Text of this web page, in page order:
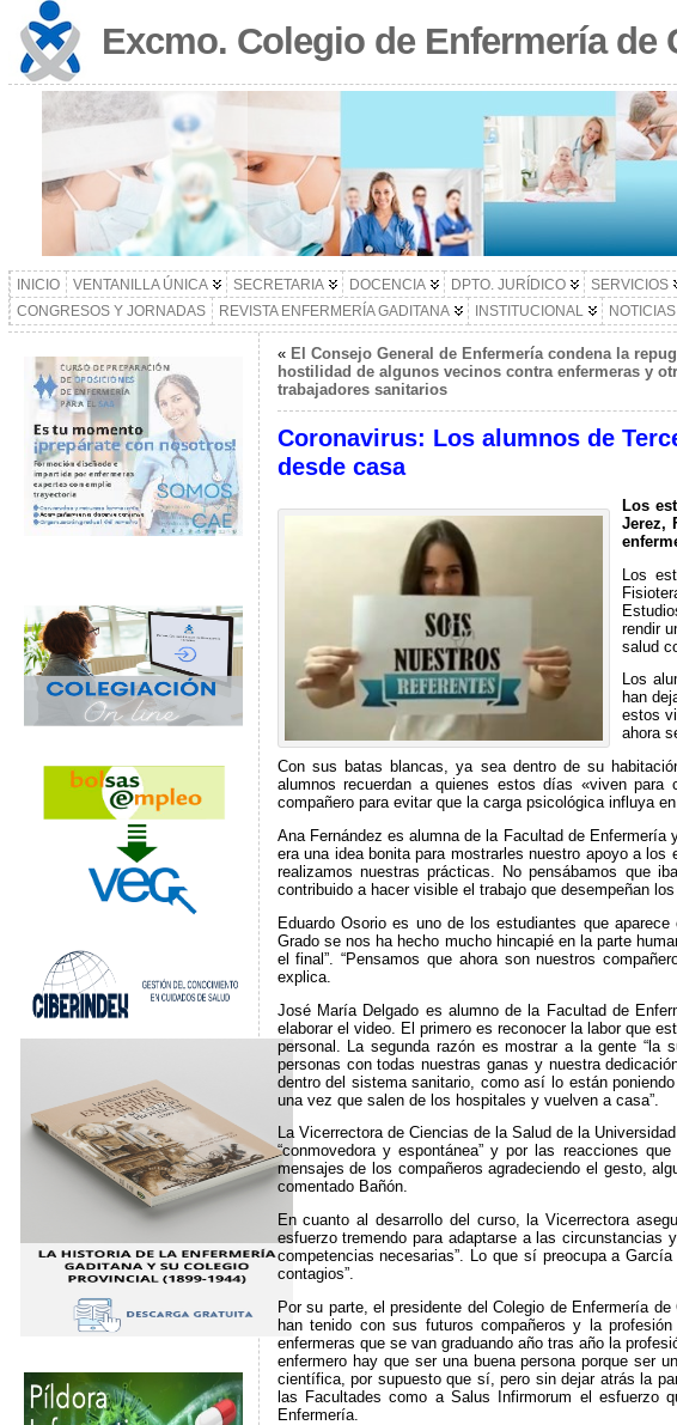
Excmo. Colegio de Enfermería de
INICIO VENTANILLA ÚNICA SECRETARIA DOCENCIA DPTO. JURÍDICO SERVICIOS
CONGRESOS Y JORNADAS
REVISTA ENFERMERÍA GADITANA INSTITUCIONAL NOTICIAS
« El Consejo General de Enfermería condena la
hostilidad de algunos vecinos contra enfermeras y
trabajadores sanitarios
Coronavirus: Los alumnos de
desde casa
Los
Jerez,
Los
rendir
salud
Los
han
estos
ahora
Con sus batas blancas, ya sea dentro de su
alumnos recuerdan a quienes estos días «viven
compañero para evitar que la carga psicológica influya
Ana Fernández es alumna de la Facultad de
era una idea bonita para mostrarles nuestro apoyo a
realizamos nuestras prácticas. No pensábamos que
contribuido a hacer visible el trabajo que desempeñan los
Eduardo Osorio es uno de los estudiantes que
Grado se nos ha hecho mucho hincapié en la parte
el final”. “Pensamos que ahora son nuestros
explica.
José María Delgado es alumno de la Facultad de
elaborar el video. El primero es reconocer la labor que
personal. La segunda razón es mostrar a la gente “la
personas con todas nuestras ganas y nuestra
dentro del sistema sanitario, como así lo están
una vez que salen de los hospitales y vuelven a casa”.
La Vicerrectora de Ciencias de la Salud de la
“conmovedora y espontánea” y por las reacciones
mensajes de los compañeros agradeciendo el gesto,
comentado Bañón.
En cuanto al desarrollo del curso, la Vicerrectora
esfuerzo tremendo para adaptarse a las
competencias necesarias”. Lo que sí preocupa a
contagios”.
Por su parte, el presidente del Colegio de Enfermería
han tenido con sus futuros compañeros y la
enfermeras que se van graduando año tras año la
enfermero hay que ser una buena persona porque ser
científica, por supuesto que sí, pero sin dejar atrás la
las Facultades como a Salus Infirmorum el esfuerzo
Enfermería.